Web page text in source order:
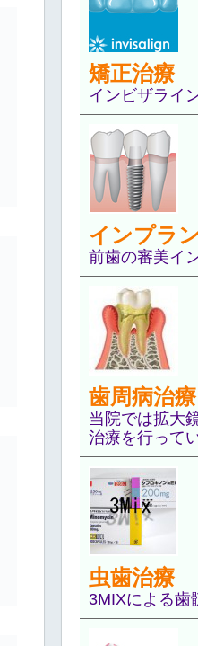
矯正治療
インビザライ
インプラ
前歯の審美イ
歯周病治療
当院では拡大
治療を行って
虫歯治療
3MIXによる歯